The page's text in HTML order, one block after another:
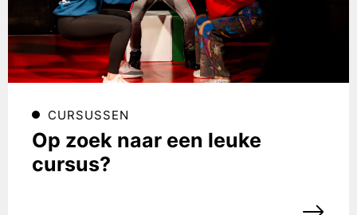
CURSUSSEN
Op zoek naar een leuke
cursus?